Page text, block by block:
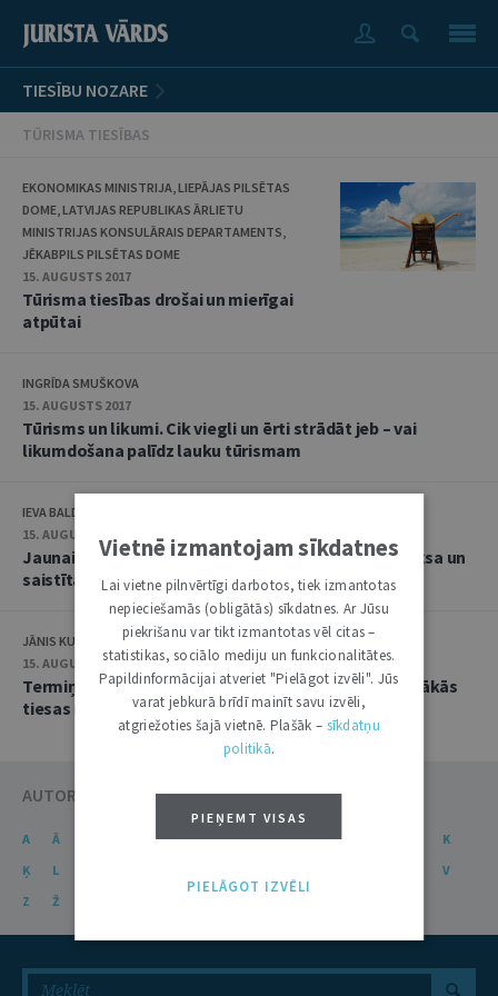
TIESĪBU NOZARE
TŪRISMA TIESĪBAS
EKONOMIKAS MINISTRIJA, LIEPĀJAS PILSĒTAS
DOME, LATVIJAS REPUBLIKAS ĀRLIETU
MINISTRIJAS KONSULĀRAIS DEPARTAMENTS,
JĒKABPILS PILSĒTAS DOME
15. AUGUSTS 2017
Tūrisma tiesības drošai un mierīgai
atpūtai
INGRĪDA SMUŠKOVA
15. AUGUSTS 2017
Tūrisms un likumi. Cik viegli un ērti strādāt jeb – vai
likumdošana palīdz lauku tūrismam
IEVA BALDIŅA-BRŪKLĪTE, ELĪNA KRECELE-GERMANE
15. AUGUSTS 2017
Jaunais tūrisma pakalpojumu regulējums: kompleksa un
saistīta tūrisma pakalpojuma jēdzieni
JĀNIS KUCENKO
15. AUGUSTS 2017
Termiņš aviopasažiera tiesību realizācijai: vai Augstākās
tiesas nostāja ir pamatota
AUTORU KATALOGS
A Ā D E Ē F G Ģ
K
Ķ
L
V
Z
Ž
Vietnē izmantojam sīkdatnes
Lai vietne pilnvērtīgi darbotos, tiek izmantotas
nepieciešamās (obligātās) sīkdatnes. Ar Jūsu
piekrišanu var tikt izmantotas vēl citas –
statistikas, sociālo mediju un funkcionalitātes.
Papildinformācijai atveriet "Pielāgot izvēli". Jūs
varat jebkurā brīdī mainīt savu izvēli,
atgriežoties šajā vietnē. Plašāk – sīkdatņu
politikā.
PIEŅEMT VISAS
PIELĀGOT IZVĒLI